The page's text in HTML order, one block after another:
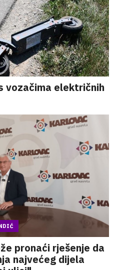
vozačima električnih
pronaći rješenje da
najvećeg dijela